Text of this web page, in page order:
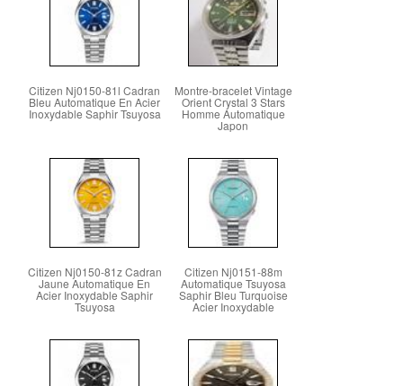
Citizen Nj0150-81l Cadran
Bleu Automatique En Acier
Inoxydable Saphir Tsuyosa
Montre-bracelet Vintage
Orient Crystal 3 Stars
Homme Automatique
Japon
Citizen Nj0150-81z Cadran
Jaune Automatique En
Acier Inoxydable Saphir
Tsuyosa
Citizen Nj0151-88m
Automatique Tsuyosa
Saphir Bleu Turquoise
Acier Inoxydable